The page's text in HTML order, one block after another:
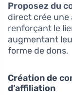
Proposez du
direct crée
renforçant le
augmentant
forme de dons.
Création de
d’affiliation